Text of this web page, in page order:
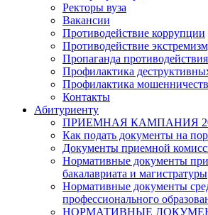
Ректоры вуза
Вакансии
Противодействие коррупции
Противодействие
Пропаганда
Профилактика
Профилактика
Контакты
Абитуриенту
ПРИЕМНАЯ КАМПАНИЯ
Как подать документы на
Документы приемной
Нормативные документы
бакалавриата и магистратуры
Нормативные документы
профессионального
НОРМАТИВНЫЕ